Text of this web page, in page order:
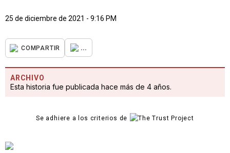
25 de diciembre de 2021 - 9:16 PM
COMPARTIR ...
ARCHIVO
Esta historia fue publicada hace más de 4 años.
Se adhiere a los criterios de